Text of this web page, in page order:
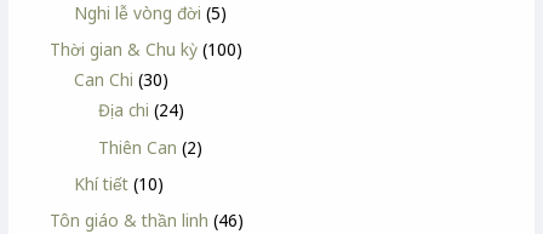
Nghi lễ vòng đời (5)
Thời gian & Chu kỳ (100)
Can Chi (30)
Địa chi (24)
Thiên Can (2)
Khí tiết (10)
Tôn giáo & thần linh (46)